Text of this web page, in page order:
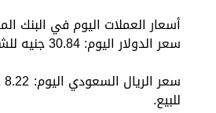
أسعار العملات اليوم في البنك
سعر الدولار اليوم: 30.84 جنيه للشراء، و30.93 للبيع.
للبيع.